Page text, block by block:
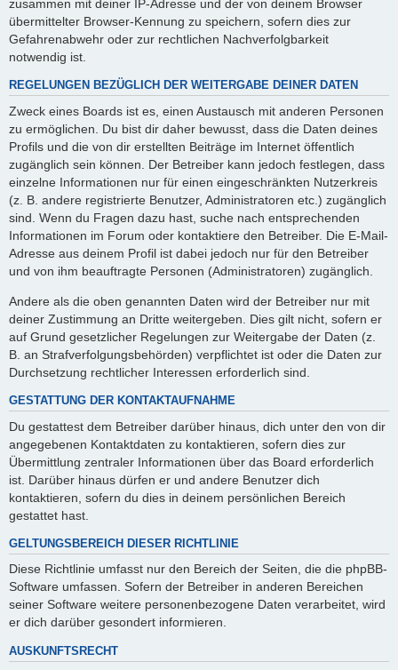
zusammen mit deiner IP-Adresse und der von deinem Browser
übermittelter Browser-Kennung zu speichern, sofern dies zur
Gefahrenabwehr oder zur rechtlichen Nachverfolgbarkeit
notwendig ist.
REGELUNGEN BEZÜGLICH DER WEITERGABE DEINER DATEN
Zweck eines Boards ist es, einen Austausch mit anderen Personen
zu ermöglichen. Du bist dir daher bewusst, dass die Daten deines
Profils und die von dir erstellten Beiträge im Internet öffentlich
zugänglich sein können. Der Betreiber kann jedoch festlegen, dass
einzelne Informationen nur für einen eingeschränkten Nutzerkreis
(z. B. andere registrierte Benutzer, Administratoren etc.) zugänglich
sind. Wenn du Fragen dazu hast, suche nach entsprechenden
Informationen im Forum oder kontaktiere den Betreiber. Die E-Mail-
Adresse aus deinem Profil ist dabei jedoch nur für den Betreiber
und von ihm beauftragte Personen (Administratoren) zugänglich.
Andere als die oben genannten Daten wird der Betreiber nur mit
deiner Zustimmung an Dritte weitergeben. Dies gilt nicht, sofern er
auf Grund gesetzlicher Regelungen zur Weitergabe der Daten (z.
B. an Strafverfolgungsbehörden) verpflichtet ist oder die Daten zur
Durchsetzung rechtlicher Interessen erforderlich sind.
GESTATTUNG DER KONTAKTAUFNAHME
Du gestattest dem Betreiber darüber hinaus, dich unter den von dir
angegebenen Kontaktdaten zu kontaktieren, sofern dies zur
Übermittlung zentraler Informationen über das Board erforderlich
ist. Darüber hinaus dürfen er und andere Benutzer dich
kontaktieren, sofern du dies in deinem persönlichen Bereich
gestattet hast.
GELTUNGSBEREICH DIESER RICHTLINIE
Diese Richtlinie umfasst nur den Bereich der Seiten, die die phpBB-
Software umfassen. Sofern der Betreiber in anderen Bereichen
seiner Software weitere personenbezogene Daten verarbeitet, wird
er dich darüber gesondert informieren.
AUSKUNFTSRECHT